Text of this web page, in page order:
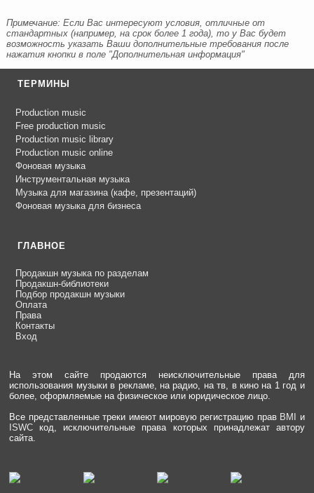
Примечание: Если Вас интересуют условия, отличные от
стандартных (например, на срок более 1 года), то у Вас будет
возможность указать Ваши дополнительные требования после
нажатия кнопки в поле "Дополнительная информация"
ТЕРМИНЫ
Production music
Free production music
Production music library
Production music online
Фоновая музыка
Инструментальная музыка
Музыка для магазина (кафе, презентаций)
Фоновая музыка для бизнеса
ГЛАВНОЕ
Продакшн музыка по разделам
Продакшн-библиотеки
Подбор продакшн музыки
Оплата
Права
Контакты
Вход
На этом сайте продаются неисключительные права для
использования музыки в рекламе, на радио, на тв, в кино на 1 год и
более, оформляемые на физическое или юридическое лицо.
Все представленные треки имеют мировую регистрацию прав BMI
и
ISWC код, исключительные права которых принадлежат автору
сайта.